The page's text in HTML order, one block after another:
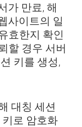
가 만료, 해
사이트의 일
효한지 확인
할 경우 서버
키를 생성,
대칭 세션
로 암호화